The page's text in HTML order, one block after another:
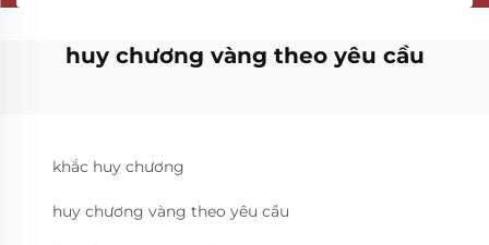
huy chương vàng theo yêu cầu
khắc huy chương
huy chương vàng theo yêu cầu